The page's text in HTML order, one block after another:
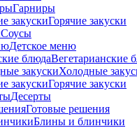
Гарниры
Горячие закуски
Соусы
Детское меню
Вегетарианские
Холодные
Горячие закуски
Десерты
Готовые решения
Блины и блинчики